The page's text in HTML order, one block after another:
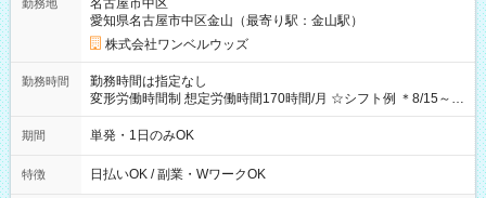
期間なし
勤務地
名古屋市中区
愛知県名古屋市中区金山（最寄り駅：金山駅）
株式会社ワンベルウッズ
勤務時間
勤務時間は指定なし
変形労働時間制 想定労働時間170時間/月 ☆シフト例 ＊8/15～
10/26 全日共通 08：00～12：00 17：00～21：00 ＊8/31
～9/19のみ下記シフトもあります！ 12：00～16：00 ＊9/6～
00
期間 単発・1日のみOK
特徴 日払いOK / 副業・WワークOK